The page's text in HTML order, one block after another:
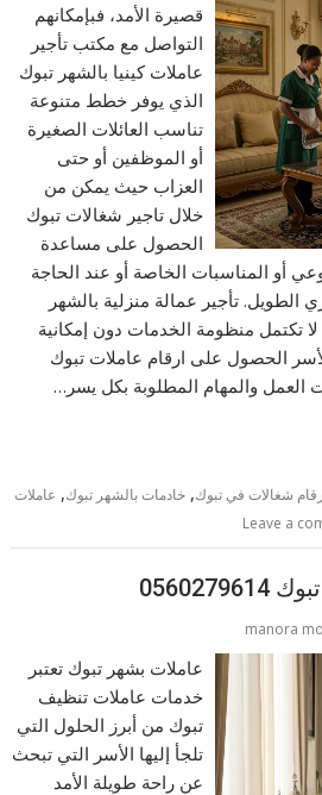
قصيرة الأمد، فبإمكانهم
التواصل مع مكتب تأجير
عاملات كينيا بالشهر تبوك
الذي يوفر خطط متنوعة
تناسب العائلات الصغيرة
أو الموظفين أو حتى
العزاب حيث يمكن من
خلال تاجير شغالات تبوك
الحصول على مساعدة
أو المناسبات الخاصة أو عند الحاجة
الطويل. تأجير عمالة منزلية بالشهر
تكتمل منظومة الخدمات دون إمكانية
الحصول على ارقام عاملات تبوك
العمل والمهام المطلوبة بكل يسر…
شغالات في تبوك,خادمات بالشهر تبوك, عاملات
Leave a
manora
عاملات بشهر تبوك تعتبر
خدمات عاملات تنظيف
تبوك من أبرز الحلول التي
تلجأ إليها الأسر التي تبحث
عن راحة طويلة الأمد